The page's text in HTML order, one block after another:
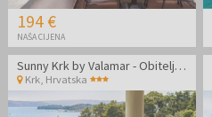
194 €
NAŠA CIJENA
Sunny Krk by Valamar - Obiteljski jesenski odmor na Krku
Krk, Hrvatska